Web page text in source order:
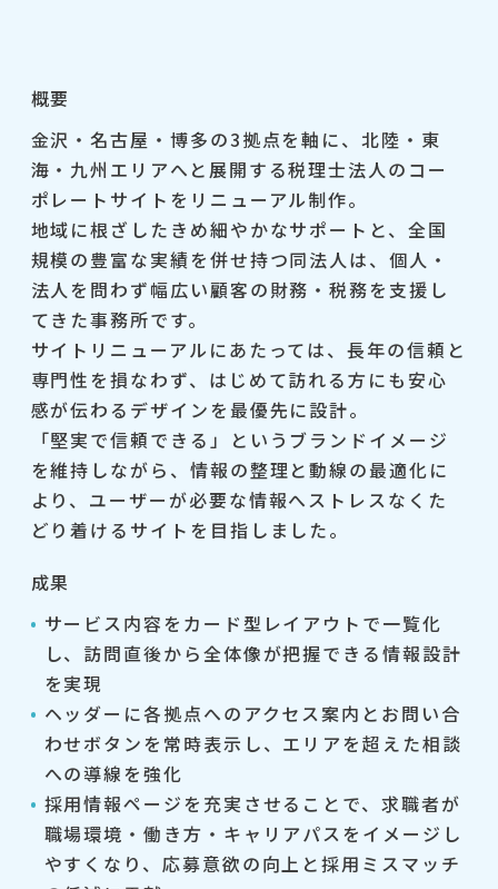
概要
金沢・名古屋・博多の3拠点を軸に、北陸・東
海・九州エリアへと展開する税理士法人のコー
ポレートサイトをリニューアル制作。
地域に根ざしたきめ細やかなサポートと、全国
規模の豊富な実績を併せ持つ同法人は、個人・
法人を問わず幅広い顧客の財務・税務を支援し
てきた事務所です。
サイトリニューアルにあたっては、長年の信頼と
専門性を損なわず、はじめて訪れる方にも安心
感が伝わるデザインを最優先に設計。
「堅実で信頼できる」というブランドイメージ
を維持しながら、情報の整理と動線の最適化に
より、ユーザーが必要な情報へストレスなくた
どり着けるサイトを目指しました。
成果
サービス内容をカード型レイアウトで一覧化
し、訪問直後から全体像が把握できる情報設計
を実現
ヘッダーに各拠点へのアクセス案内とお問い合
わせボタンを常時表示し、エリアを超えた相談
への導線を強化
採用情報ページを充実させることで、求職者が
職場環境・働き方・キャリアパスをイメージし
やすくなり、応募意欲の向上と採用ミスマッチ